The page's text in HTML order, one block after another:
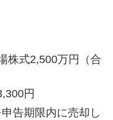
株式2,500万円（合
円
告期限内に売却し